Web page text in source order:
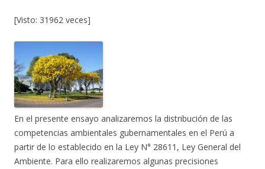
[Visto: 31962 veces]
En el presente ensayo analizaremos la distribución de las
competencias ambientales gubernamentales en el Perú a
partir de lo establecido en la Ley N° 28611, Ley General del
Ambiente. Para ello realizaremos algunas precisiones